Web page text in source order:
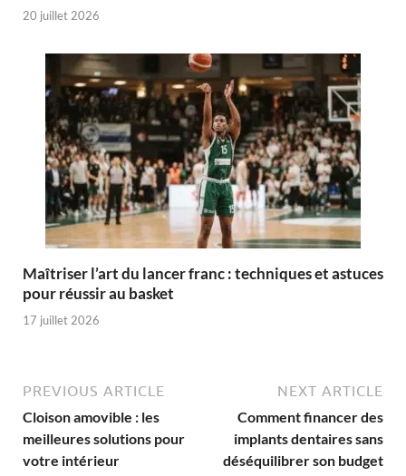
20 juillet 2026
Maîtriser l’art du lancer franc : techniques et astuces
pour réussir au basket
17 juillet 2026
PREVIOUS ARTICLE
Cloison amovible : les
meilleures solutions pour
votre intérieur
NEXT ARTICLE
Comment financer des
implants dentaires sans
déséquilibrer son budget